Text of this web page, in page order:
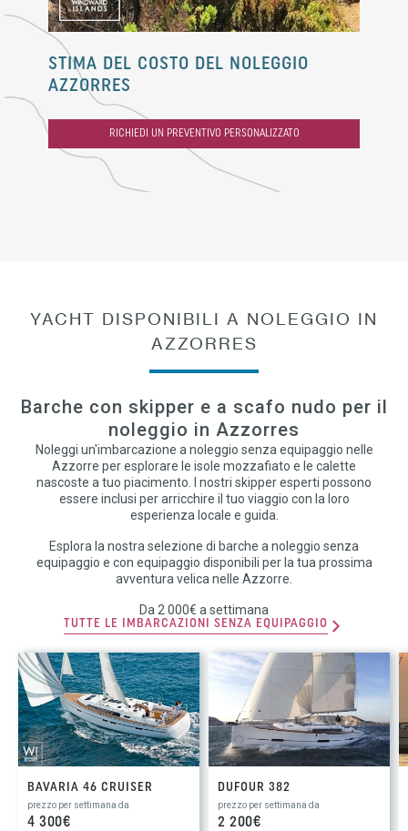
STIMA DEL COSTO DEL NOLEGGIO
AZZORRES
RICHIEDI UN PREVENTIVO PERSONALIZZATO
YACHT DISPONIBILI A NOLEGGIO IN
AZZORRES
Barche con skipper e a scafo nudo per il
noleggio in Azzorres
Noleggi un'imbarcazione a noleggio senza equipaggio nelle
Azzorre per esplorare le isole mozzafiato e le calette
nascoste a tuo piacimento. I nostri skipper esperti possono
essere inclusi per arricchire il tuo viaggio con la loro
esperienza locale e guida.
Esplora la nostra selezione di barche a noleggio senza
equipaggio e con equipaggio disponibili per la tua prossima
avventura velica nelle Azzorre.
Da 2 000€ a settimana
TUTTE LE IMBARCAZIONI SENZA EQUIPAGGIO
BAVARIA 46 CRUISER
prezzo per settimana da
4 300€
DUFOUR 382
prezzo per settimana da
2 200€